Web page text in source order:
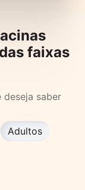
faixas
saber
Adultos